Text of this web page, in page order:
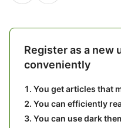
Register as a new
conveniently
You get articles that
You can efficiently
You can use dark